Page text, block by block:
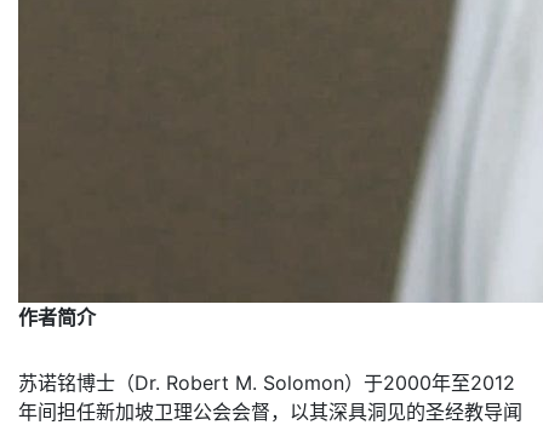
作者简介
苏诺铭博士（Dr. Robert M. Solomon）于2000年至2012
年间担任新加坡卫理公会会督，以其深具洞见的圣经教导闻